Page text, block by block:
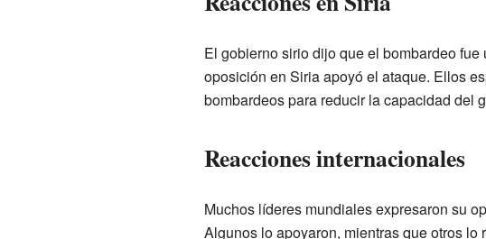
El gobierno sirio dijo que el bombardeo
oposición en Siria apoyó el ataque. Ellos
bombardeos para reducir la capacidad del
Reacciones internacionales
Muchos líderes mundiales expresaron su
Algunos lo apoyaron, mientras que otros lo